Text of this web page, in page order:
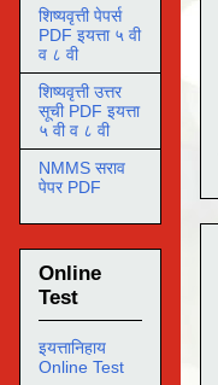
शिष्यवृत्ती पेपर्स
PDF इयत्ता ५ वी
व ८ वी
शिष्यवृत्ती उत्तर
सूची PDF इयत्ता
५ वी व ८ वी
NMMS सराव
पेपर PDF
Online
Test
इयत्तानिहाय
Online Test